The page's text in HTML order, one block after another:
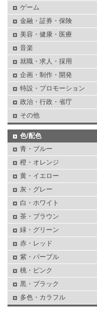
ゲーム
金融・証券・保険
美容・健康・医療
音楽
就職・求人・採用
企画・制作・開発
特設・プロモーション
政治・行政・省庁
その他
色/配色
青・ブルー
橙・オレンジ
黄・イエロー
灰・グレー
白・ホワイト
茶・ブラウン
緑・グリーン
赤・レッド
紫・パープル
桃・ピンク
黒・ブラック
多色・カラフル